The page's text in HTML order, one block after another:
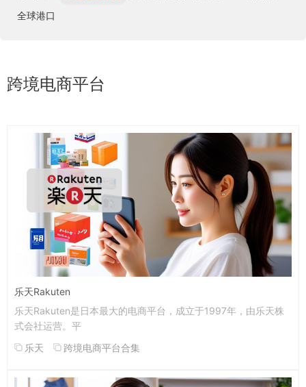
全球港口
跨境电商平台
乐天Rakuten
乐天Rakuten是日本最大的电商平台，成立于1997年，由乐天株
式会社运营。平
乐天
跨境电商平台合集